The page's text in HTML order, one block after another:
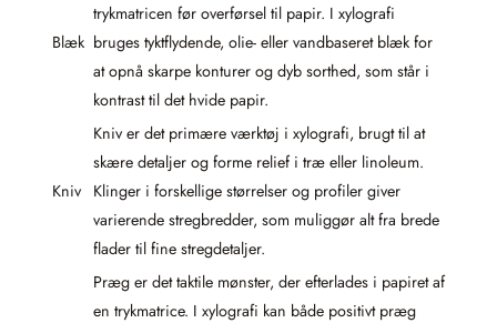
Blæk
trykmatricen før overførsel til papir. I xylografi
bruges tyktflydende, olie- eller vandbaseret blæk for
at opnå skarpe konturer og dyb sorthed, som står i
kontrast til det hvide papir.
Kniv
Kniv er det primære værktøj i xylografi, brugt til at
skære detaljer og forme relief i træ eller linoleum.
Klinger i forskellige størrelser og profiler giver
varierende stregbredder, som muliggør alt fra brede
flader til fine stregdetaljer.
Præg er det taktile mønster, der efterlades i papiret af
en trykmatrice. I xylografi kan både positivt præg